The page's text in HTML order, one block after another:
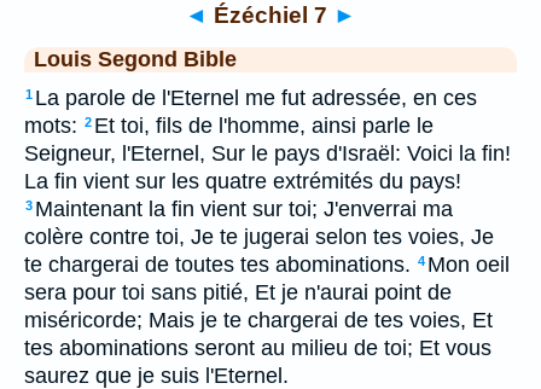
◄ Ézéchiel 7 ►
Louis Segond Bible
1 La parole de l'Eternel me fut adressée, en ces
mots: 2 Et toi, fils de l'homme, ainsi parle le
Seigneur, l'Eternel, Sur le pays d'Israël: Voici la fin!
La fin vient sur les quatre extrémités du pays!
3 Maintenant la fin vient sur toi; J'enverrai ma
colère contre toi, Je te jugerai selon tes voies, Je
te chargerai de toutes tes abominations. 4 Mon oeil
sera pour toi sans pitié, Et je n'aurai point de
miséricorde; Mais je te chargerai de tes voies, Et
tes abominations seront au milieu de toi; Et vous
saurez que je suis l'Eternel.